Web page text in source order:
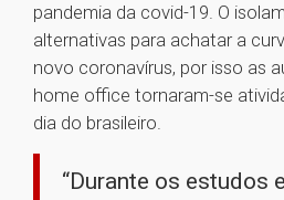
pandemia da covid-19. O
alternativas para achatar a
novo coronavírus, por isso as
home office tornaram-se
dia do brasileiro.
“Durante os estudos